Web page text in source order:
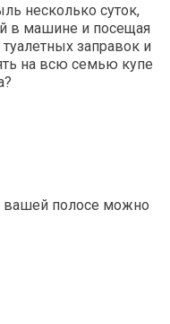
несколько суток,
в машине и посещая
заправок и
на всю семью купе
вашей полосе можно